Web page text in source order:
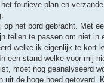
foutieve plan en
het bord gebracht. Met
tellen te passen om niet
welke ik eigenlijk te kort
een stand welke voor mij
moet nog geanalyseerd
de hoge hoed getoverd.